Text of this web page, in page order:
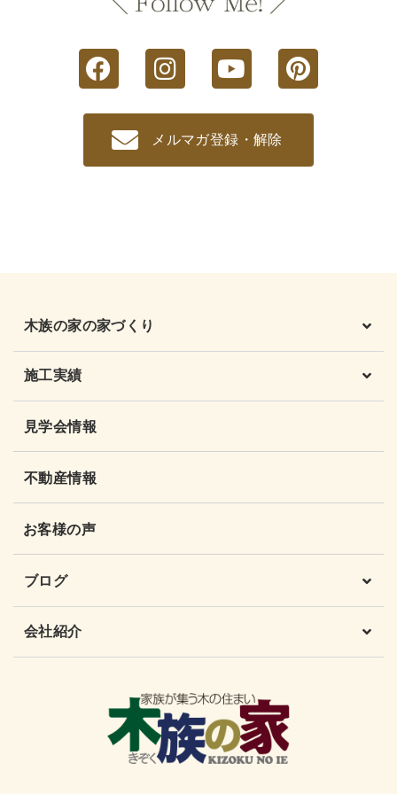
メルマガ登録・解除
木族の家の家づくり
施工実績
見学会情報
不動産情報
お客様の声
ブログ
会社紹介